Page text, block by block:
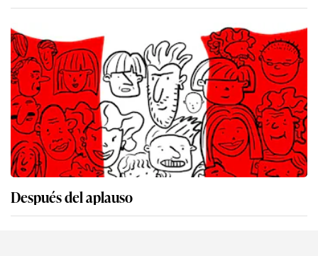
Después del aplauso